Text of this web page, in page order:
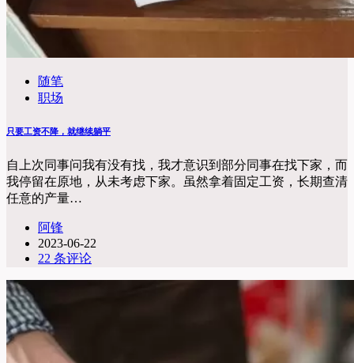
随笔
职场
只要工资不降，就继续躺平
自上次同事问我有没有找，我才意识到部分同事在找下家，而
我停留在原地，从未考虑下家。虽然拿着固定工资，长期查清
任意的产量…
阿锋
2023-06-22
22 条评论